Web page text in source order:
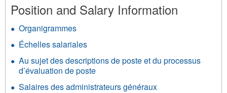
Position and Salary Information
Organigrammes
Échelles salariales
Au sujet des descriptions de poste et du processus
d’évaluation de poste
Salaires des administrateurs généraux